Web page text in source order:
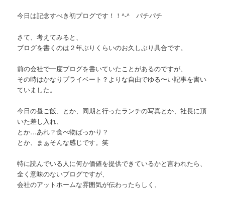
今日は記念すべき初プログです！！^-^ パチパチ
さて、考えてみると、
ブログを書くのは２年ぶりくらいのお久しぶり具合です。
前の会社で一度ブログを書いていたことがあるのですが、
その時はかなりプライベート？よりな自由でゆる〜い記事を書い
ていました。
今日の昼ご飯、とか、同期と行ったランチの写真とか、社長に頂
いた差し入れ、
とか…あれ？食べ物ばっかり？
とか、まぁそんな感じです。笑
特に読んでいる人に何か価値を提供できているかと言われたら、
全く意味のないブログですが、
会社のアットホームな雰囲気が伝わったらしく、